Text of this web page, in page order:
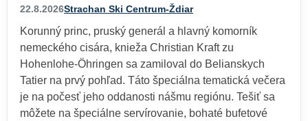
22.8.2026Strachan Ski Centrum-Ždiar
Korunný princ, pruský generál a hlavný komorník
nemeckého cisára, knieža Christian Kraft zu
Hohenlohe-Öhringen sa zamiloval do Belianskych
Tatier na prvý pohľad. Táto špeciálna tematická večera
je na počesť jeho oddanosti nášmu regiónu. Tešiť sa
môžete na špeciálne servírovanie, bohaté bufetové